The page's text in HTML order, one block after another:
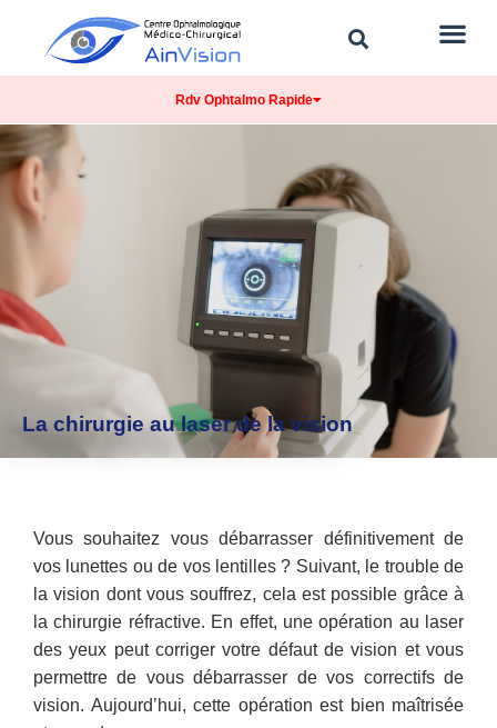
Rdv Ophtalmo Rapide
La chirurgie au laser de la vision
Vous souhaitez vous débarrasser définitivement de
vos lunettes ou de vos lentilles ? Suivant, le trouble de
la vision dont vous souffrez, cela est possible grâce à
la chirurgie réfractive. En effet, une opération au laser
des yeux peut corriger votre défaut de vision et vous
permettre de vous débarrasser de vos correctifs de
vision. Aujourd’hui, cette opération est bien maîtrisée